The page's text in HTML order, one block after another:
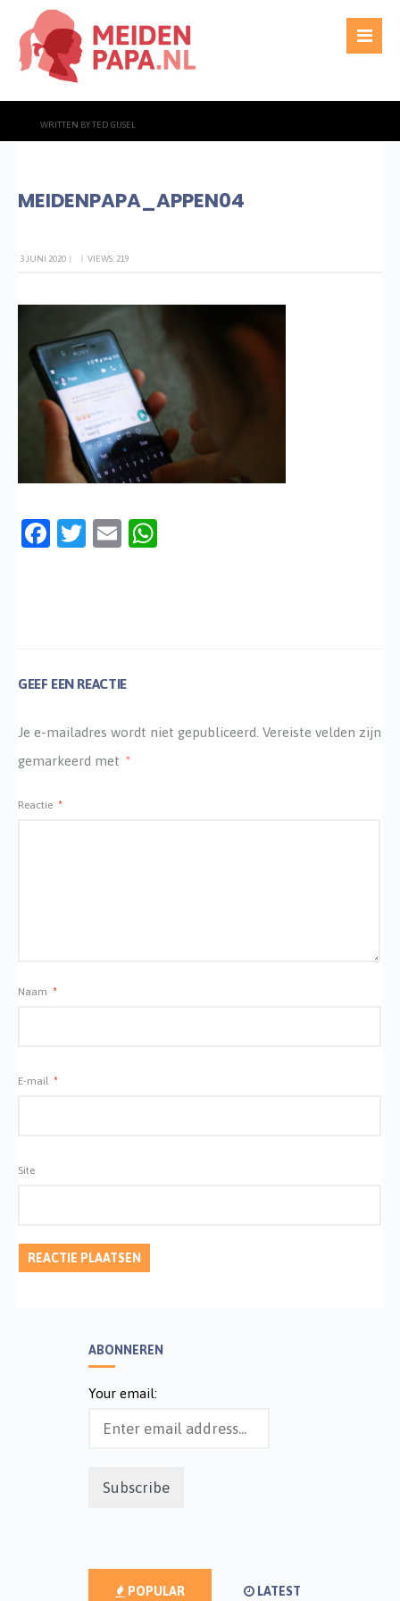
WRITTEN BYTED GIJSEL
MEIDENPAPA_APPEN04
3 JUNI 2020 | | VIEWS: 219
Facebook
Twitter
Email
GEEF EEN REACTIE
Je e-mailadres wordt niet gepubliceerd. Vereiste velden zijn
gemarkeerd met *
Reactie *
Naam *
E-mail *
Site
ABONNEREN
Your email:
POPULAR LATEST